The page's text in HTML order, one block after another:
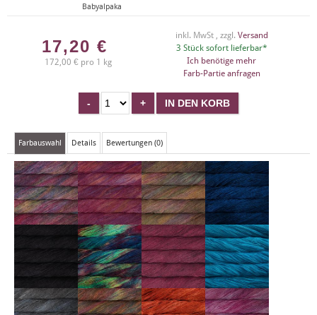
Babyalpaka
17,20 €
172,00 € pro 1 kg
inkl. MwSt , zzgl. Versand
3 Stück sofort lieferbar*
Ich benötige mehr
Farb-Partie anfragen
Farbauswahl Details Bewertungen (0)